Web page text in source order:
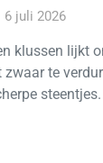
6 juli 2026
klussen lijkt
zwaar te